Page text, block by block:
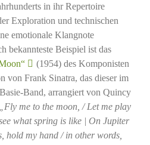
in ihr Repertoire
Exploration und technischen
emotionale Klangnote
bekannteste Beispiel ist das
(1954) des Komponisten
von Frank Sinatra, das dieser im
Band, arrangiert von Quincy
„Fly me to the moon, / Let me play
what spring is like | On Jupiter
hold my hand / in other words,